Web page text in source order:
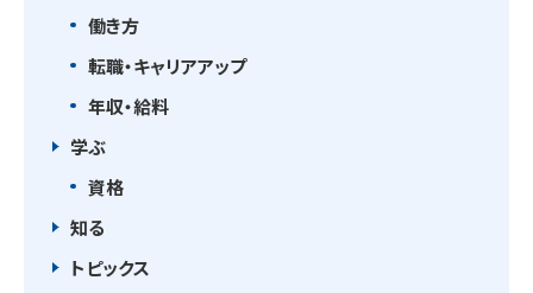
働き方
転職・キャリアアップ
年収・給料
学ぶ
資格
知る
トピックス